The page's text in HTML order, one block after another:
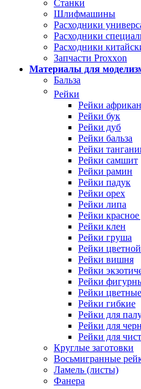
Станки
Шлифмашины
Расходники
Расходники
Расходники
Запчасти Proxxon
Материалы для
Бальза
Рейки
Рейки
Рейки бук
Рейки дуб
Рейки бальза
Рейки
Рейки самшит
Рейки рамин
Рейки падук
Рейки орех
Рейки липа
Рейки красное
Рейки клен
Рейки груша
Рейки
Рейки вишня
Рейки
Рейки
Рейки цветные
Рейки гибкие
Рейки для
Рейки для
Рейки для
Круглые заготовки
Восьмигранные
Ламель (листы)
Фанера